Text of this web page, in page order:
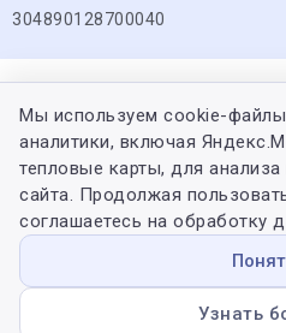
304890128700040
Мы используем cookie-файлы
аналитики, включая
тепловые карты, для
сайта. Продолжая
соглашаетесь на обработку
Узнать